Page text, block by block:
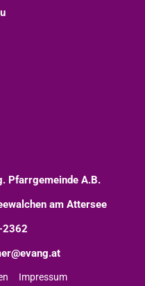
Pfarrgemeinde A.B.
am Attersee
Impressum